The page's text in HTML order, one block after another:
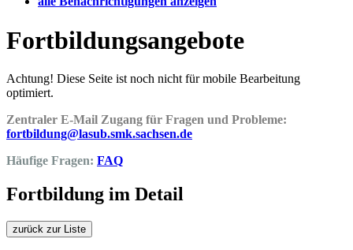
Fortbildungsangebote
Achtung! Diese Seite ist noch nicht für mobile Bearbeitung
optimiert.
Zentraler E-Mail Zugang für Fragen und Probleme:
fortbildung@lasub.smk.sachsen.de
Häufige Fragen: FAQ
Fortbildung im Detail
zurück zur Liste